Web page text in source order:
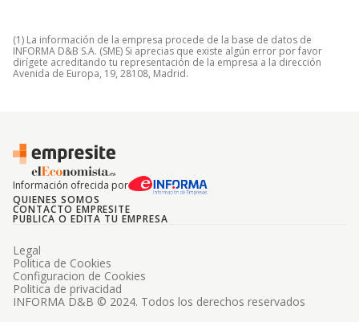
(1) La información de la empresa procede de la base de datos de
INFORMA D&B S.A. (SME) Si aprecias que existe algún error por favor
dirígete acreditando tu representación de la empresa a la dirección
Avenida de Europa, 19, 28108, Madrid.
Información ofrecida por
QUIENES SOMOS
CONTACTO EMPRESITE
PUBLICA O EDITA TU EMPRESA
INFORMA D&B © 2024. Todos los derechos reservados
Legal
Politica de Cookies
Configuracion de Cookies
Politica de privacidad